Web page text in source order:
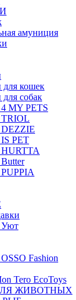
амуниция
кошек
собак
MY PETS
PET
Уют
Fashion
Tero EcoToys
ЖИВОТНЫХ